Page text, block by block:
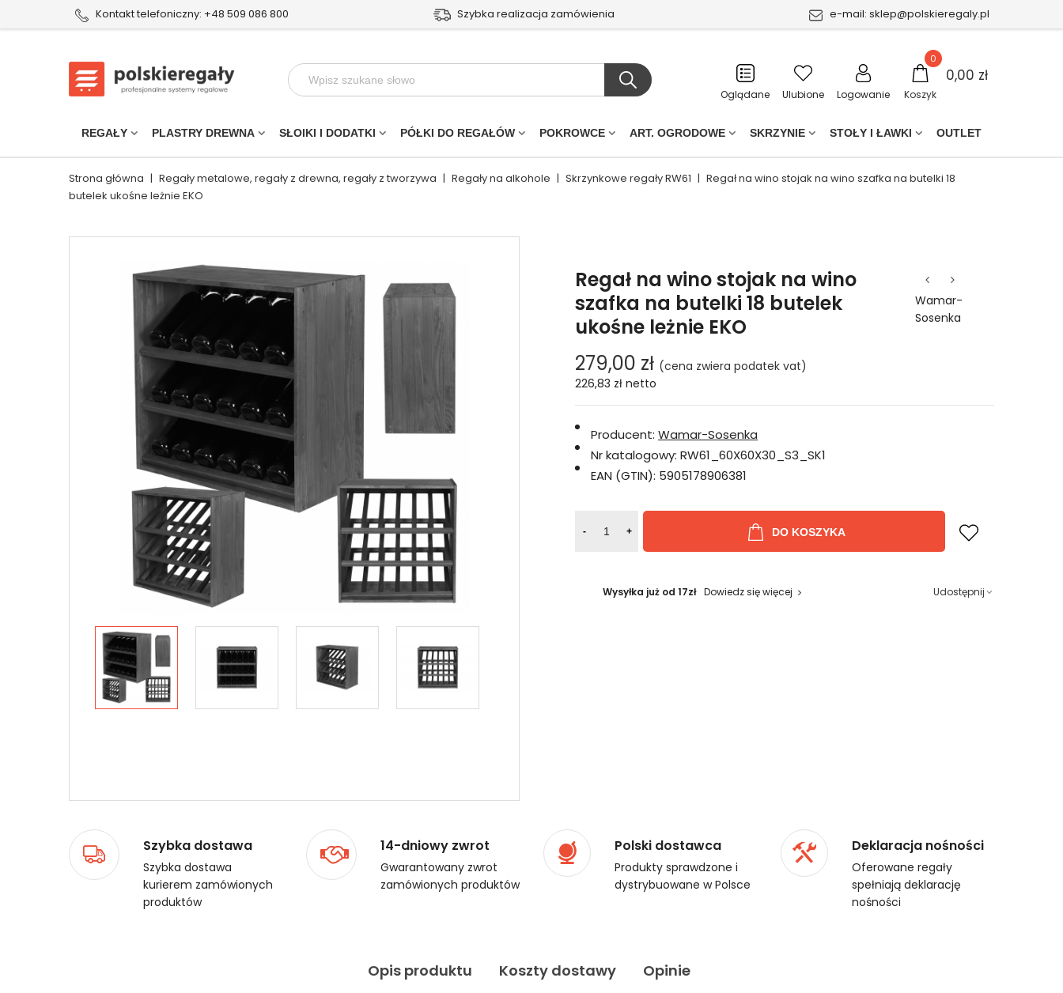
Kontakt telefoniczny: +48 509 086 800 Szybka realizacja zamówienia e-mail: sklep@polskieregaly.pl
Oglądane Ulubione Logowanie Koszyk
0
0,00 zł
REGAŁY PLASTRY DREWNA SŁOIKI I DODATKI PÓŁKI DO REGAŁÓW POKROWCE ART. OGRODOWE SKRZYNIE STOŁY I ŁAWKI OUTLET
Strona główna | Regały metalowe, regały z drewna, regały z tworzywa | Regały na alkohole | Skrzynkowe regały RW61 | Regał na wino stojak na wino szafka na butelki 18
butelek ukośne leżnie EKO
Regał na wino stojak na wino
szafka na butelki 18 butelek
ukośne leżnie EKO
Wamar-
Sosenka
279,00 zł (cena zwiera podatek vat)
226,83 zł netto
Producent: Wamar-Sosenka
Nr katalogowy: RW61_60X60X30_S3_SK1
EAN (GTIN): 5905178906381
- + DO KOSZYKA
Wysyłka już od 17zł Dowiedz się więcej Udostępnij
Szybka dostawa
Szybka dostawa
kurierem zamówionych
produktów
14-dniowy zwrot
Gwarantowany zwrot
zamówionych produktów
Polski dostawca
Produkty sprawdzone i
dystrybuowane w Polsce
Deklaracja nośności
Oferowane regały
spełniają deklarację
nośności
Opis produktu Koszty dostawy Opinie